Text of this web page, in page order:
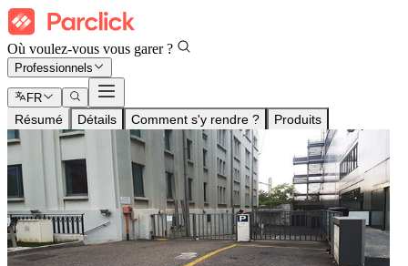
Où voulez-vous vous garer ?
Professionnels
FR
Résumé Détails Comment s'y rendre ? Produits